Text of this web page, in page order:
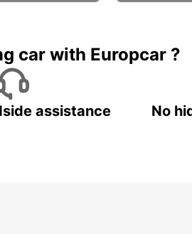
car with Europcar ?
assistance No